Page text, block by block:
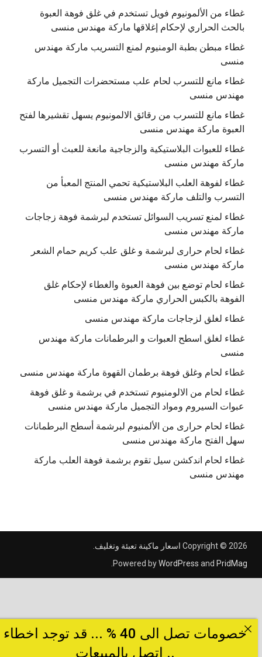
غطاء من الألمونيوم فويل تستخدم في غلق فوهة العبوة
بالحث الحراري لإحكام إغلاقها ماركة مهندس منسى
غطاء مبطن بطبة الومنيوم لمنع التسريب ماركة مهندس
منسى
غطاء مانع للتسرب لحام علب مستحضرات التجميل ماركة
مهندس منسى
غطاء مانع للتسرب من رقائق الالمونيوم يسهل تقشيرها لفتح
العبوة ماركة مهندس منسى
غطاء للعبوات البلاستيكية والزجاجية مانعة للعبث أو التسرب
ماركة مهندس منسى
غطاء لفوهة العلب البلاستيكية تحمي المنتج المعبأ من
التسرب والتلف ماركة مهندس منسى
غطاء لمنع تسريب السوائل تستخدم لبرشمة فوهة زجاجات
ماركة مهندس منسى
غطاء لحام حرارى لبرشمة و غلق علب كريم حمام الشعر
ماركة مهندس منسى
غطاء لحام توضع بين فوهة العبوة والغطاء لإحكام غلق
الفوهة بالكبس الحراري ماركة مهندس منسى
غطاء لغلق لزجاجات ماركة مهندس منسى
غطاء لغلق اسطح العبوات و البرطمانات ماركة مهندس
منسى
غطاء لحام وغلق فوهة برطمان القهوة ماركة مهندس منسى
غطاء لحام من الالومنيوم تستخدم في برشمة و غلق فوهة
عبوات السيروم ومواد التجميل ماركة مهندس منسى
غطاء لحام حرارى من الألمنيوم لبرشمة أسطح البرطمانات
سهل الفتح ماركة مهندس منسى
غطاء لحام اندكشن سيل تقوم برشمة فوهة العلب ماركة
مهندس منسى
Copyright © 2026اسعار ماكينة تعبئة وتغليف
Powered byWordPressandPridMag
.
خصومات تصل الى 40 % ... قد توجد اخطاء
.. اتصل بالمبيعات